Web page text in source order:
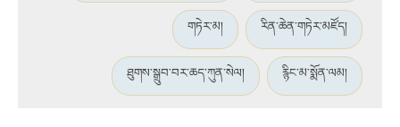
གཏེར་མ། རིན་ཆེན་གཏེར་མཛོད།
ཐུགས་སྒྲུབ་བར་ཆད་ཀུན་སེལ། རྙིང་མ་སྨོན་ལམ།